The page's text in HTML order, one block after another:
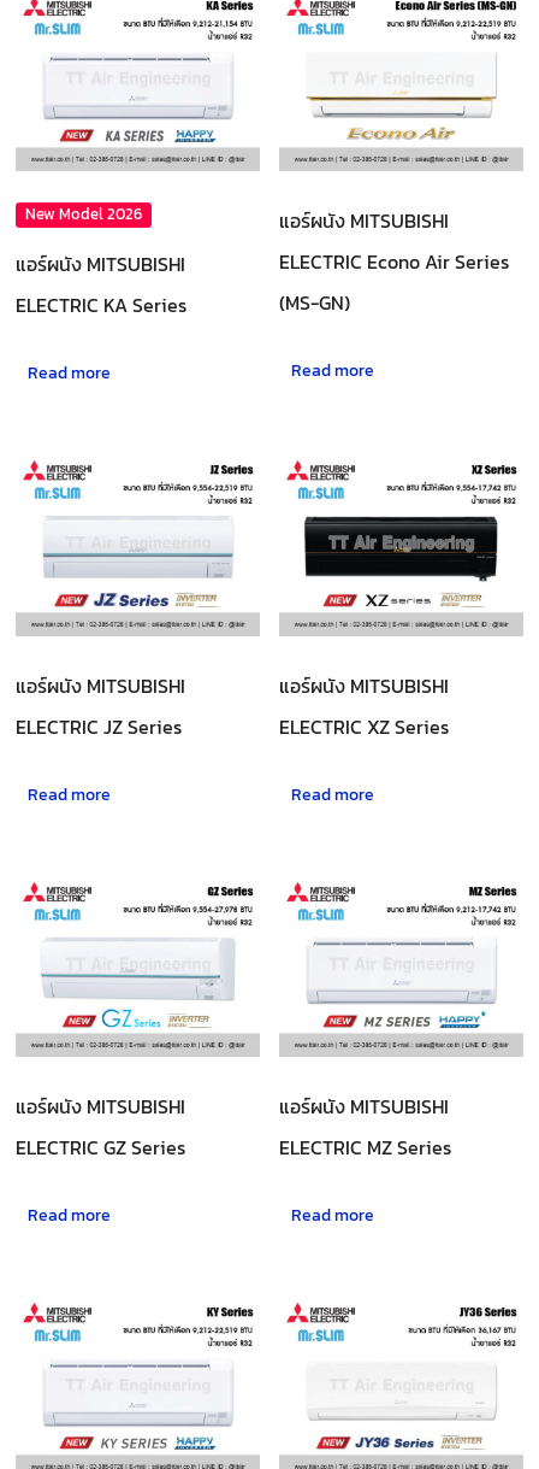
latest
New Model 2026
แอร์ผนัง MITSUBISHI
ELECTRIC KA Series
Read more
แอร์ผนัง MITSUBISHI
ELECTRIC Econo Air Series
(MS-GN)
Read more
แอร์ผนัง MITSUBISHI
ELECTRIC JZ Series
Read more
แอร์ผนัง MITSUBISHI
ELECTRIC XZ Series
Read more
แอร์ผนัง MITSUBISHI
ELECTRIC GZ Series
Read more
แอร์ผนัง MITSUBISHI
ELECTRIC MZ Series
Read more